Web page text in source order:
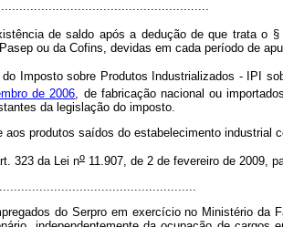
de saldo após a dedução de que trata o §
ou da Cofins, devidas em cada período de
Imposto sobre Produtos Industrializados - IPI
de 2006 , de fabricação nacional ou
da legislação do imposto.
produtos saídos do estabelecimento
323 da Lei no 11.907, de 2 de fevereiro de 2009,
do Serpro em exercício no Ministério da